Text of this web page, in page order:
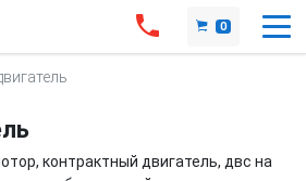
0
контрактный двигатель, двс на